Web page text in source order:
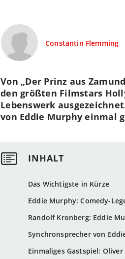
Constantin Flemming
Das Wichtigste in Kürze
Eddie Murphy: Comedy-
Randolf Kronberg: Eddie
Synchronsprecher von
Einmaliges Gastspiel:
Von „Der Prinz aus
den größten Filmstars
Lebenswerk
von Eddie Murphy einmal